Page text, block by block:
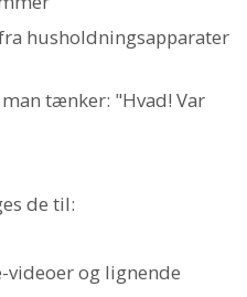
husholdningsapparater
tænker: "Hvad! Var
de til:
og lignende